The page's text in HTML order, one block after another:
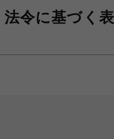
法令に基づく